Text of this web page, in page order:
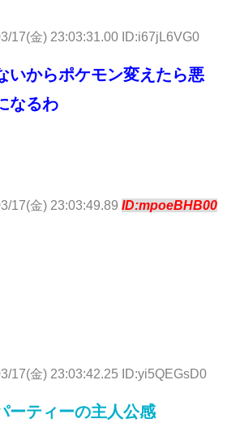
17(金) 23:03:31.00 ID:i67jL6VG0
いからポケモン変えたら悪
なるわ
17(金) 23:03:49.89 ID:mpoeBHB00
17(金) 23:03:42.25 ID:yi5QEGsD0
ーティーの主人公感